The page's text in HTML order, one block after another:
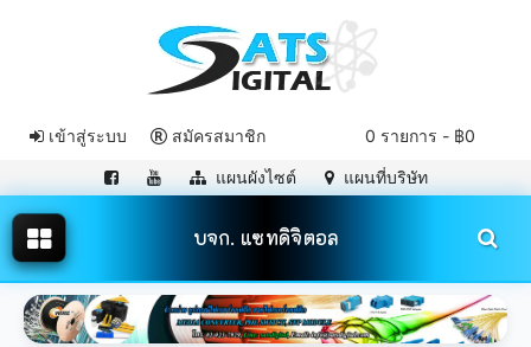
0 รายการ - ฿0
เข้าสู่ระบบ สมัครสมาชิก
แผนผังไซต์ แผนที่บริษัท
บจก. แซทดิจิตอล